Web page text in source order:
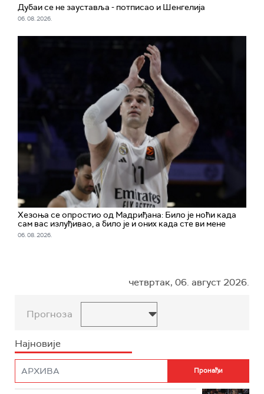
Дубаи се не зауставља - потписао и Шенгелија
06. 08. 2026.
Хезоња се опростио од Мадриђана: Било је ноћи када
сам вас излуђивао, а било је и оних када сте ви мене
06. 08. 2026.
четвртак, 06. август 2026.
Прогноза
Најновије